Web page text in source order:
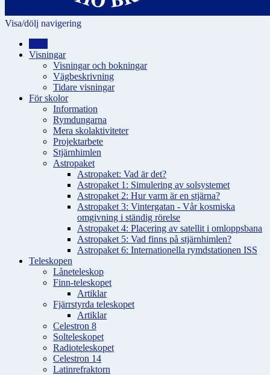
Visa/dölj navigering
Visningar
Visningar och bokningar
Vägbeskrivning
Tidare visningar
För skolor
Information
Rymdungarna
Mera skolaktiviteter
Projektarbete
Stjärnhimlen
Astropaket
Astropaket: Vad är det?
Astropaket 1: Simulering av solsystemet
Astropaket 2: Hur varm är en stjärna?
Astropaket 3: Vintergatan - Vår kosmiska
omgivning i ständig rörelse
Astropaket 4: Placering av satellit i omloppsbana
Astropaket 5: Vad finns på stjärnhimlen?
Astropaket 6: Internationella rymdstationen ISS
Teleskopen
Låneteleskop
Finn-teleskopet
Artiklar
Fjärrstyrda teleskopet
Artiklar
Celestron 8
Solteleskopet
Radioteleskopet
Celestron 14
Latinrefraktorn